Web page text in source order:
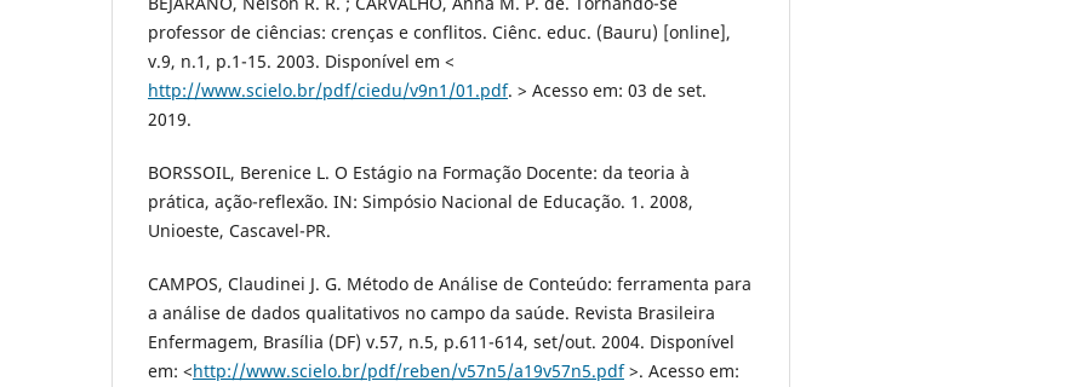
professor de ciências: crenças e conflitos. Ciênc. educ. (Bauru) [online],
v.9, n.1, p.1-15. 2003. Disponível em <
http://www.scielo.br/pdf/ciedu/v9n1/01.pdf. > Acesso em: 03 de set.
2019.
BORSSOIL, Berenice L. O Estágio na Formação Docente: da teoria à
prática, ação-reflexão. IN: Simpósio Nacional de Educação. 1. 2008,
Unioeste, Cascavel-PR.
CAMPOS, Claudinei J. G. Método de Análise de Conteúdo: ferramenta para
a análise de dados qualitativos no campo da saúde. Revista Brasileira
Enfermagem, Brasília (DF) v.57, n.5, p.611-614, set/out. 2004. Disponível
em: <http://www.scielo.br/pdf/reben/v57n5/a19v57n5.pdf>. Acesso em: